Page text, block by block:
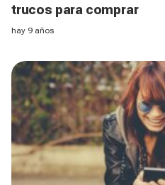
trucos para comprar
hay 9 años